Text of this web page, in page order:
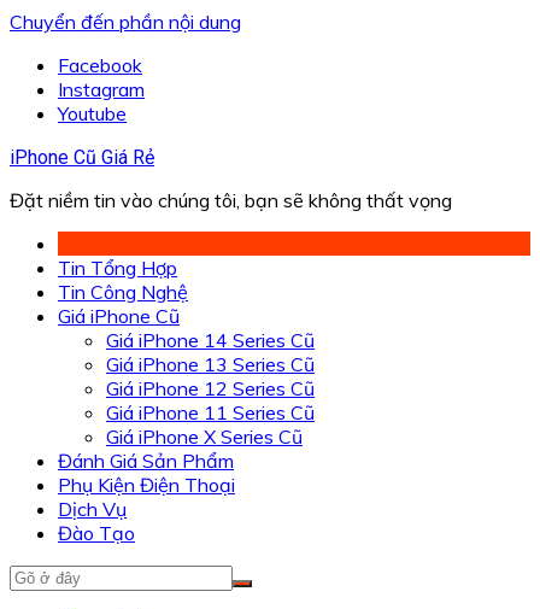
Chuyển đến phần nội dung
Facebook
Instagram
Youtube
iPhone Cũ Giá Rẻ
Đặt niềm tin vào chúng tôi, bạn sẽ không thất vọng
Tin Tổng Hợp
Tin Công Nghệ
Giá iPhone Cũ
Giá iPhone 14 Series Cũ
Giá iPhone 13 Series Cũ
Giá iPhone 12 Series Cũ
Giá iPhone 11 Series Cũ
Giá iPhone X Series Cũ
Đánh Giá Sản Phẩm
Phụ Kiện Điện Thoại
Dịch Vụ
Đào Tạo